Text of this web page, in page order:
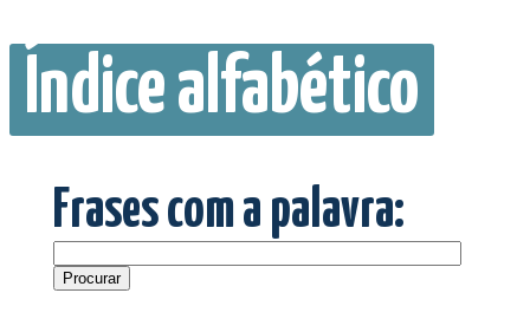
Índice alfabético
Frases com a palavra: